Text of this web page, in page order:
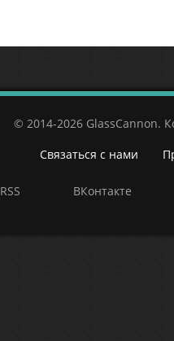
© 2014-2026 GlassCannon.
Связаться с нами
RSS ВКонтакте